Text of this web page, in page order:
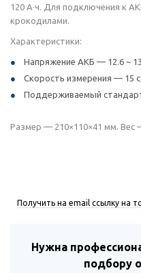
120 А·ч. Для подключения к
крокодилами.
Характеристики:
Напряжение АКБ — 12.6 ~
Скорость измерения — 15 с.
Поддерживаемый
Размер — 210×110×41 мм. Вес
Получить на email ссылку на
Нужна
подбору